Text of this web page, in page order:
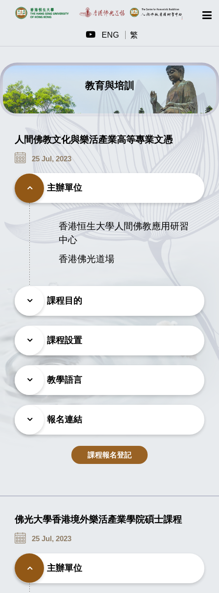
ENG 繁
教育與培訓
人間佛教文化與樂活產業高等專業文憑
25 Jul, 2023
主辦單位
香港恒生大學人間佛教應用研習
中心
香港佛光道場
課程目的
課程設置
教學語言
報名連結
課程報名登記
佛光大學香港境外樂活產業學院碩士課程
25 Jul, 2023
主辦單位